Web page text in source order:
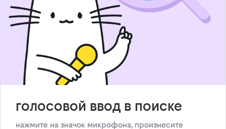
голосовой ввод в поиске
нажмите на значок микрофона, произнесите